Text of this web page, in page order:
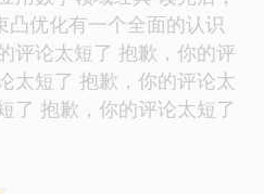
凸优化有一个全面的认识
评论太短了 抱歉，你的评
太短了 抱歉，你的评论太
了 抱歉，你的评论太短了